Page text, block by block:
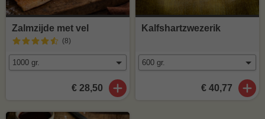
Zalmzijde met vel
(8)
€ 28,50
Kalfshartzwezerik
€ 40,77